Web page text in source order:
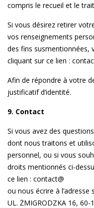
compris le recueil et le
Si vous désirez retirer
vos renseignements
des fins susmentionnées,
cliquant sur ce lien :
Afin de répondre à votre
justificatif d’identité.
9. Contact
Si vous avez des
dont nous traitons et
personnel, ou si vous
droits mentionnés ci-
ce lien : contact@
ou nous écrire à l’adresse
UL. ŻMIGRODZKA 16, 60-